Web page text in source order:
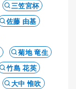
三笠宮杯
佐藤 由基
菊地 竜生
竹島 花英
大中 惟吹